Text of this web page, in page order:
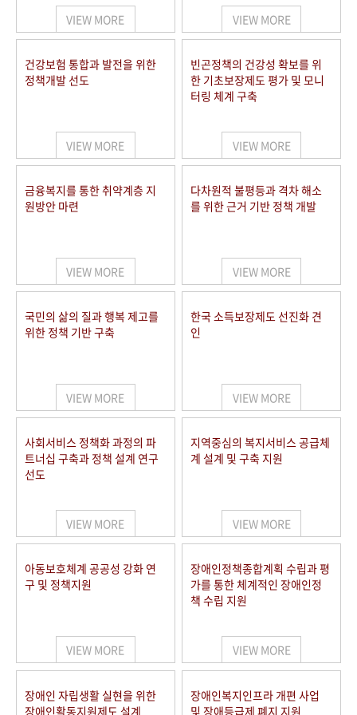
VIEW MORE VIEW MORE
건강보험 통합과 발전을 위한
정책개발 선도
VIEW MORE
빈곤정책의 건강성 확보를 위
한 기초보장제도 평가 및 모니
터링 체계 구축
VIEW MORE
금융복지를 통한 취약계층 지
원방안 마련
VIEW MORE
다차원적 불평등과 격차 해소
를 위한 근거 기반 정책 개발
VIEW MORE
국민의 삶의 질과 행복 제고를
위한 정책 기반 구축
VIEW MORE
한국 소득보장제도 선진화 견
인
VIEW MORE
사회서비스 정책화 과정의 파
트너십 구축과 정책 설계 연구
선도
VIEW MORE
지역중심의 복지서비스 공급체
계 설계 및 구축 지원
VIEW MORE
아동보호체계 공공성 강화 연
구 및 정책지원
VIEW MORE
장애인정책종합계획 수립과 평
가를 통한 체계적인 장애인정
책 수립 지원
VIEW MORE
장애인 자립생활 실현을 위한
장애인활동지원제도 설계
장애인복지인프라 개편 사업
및 장애등급제 폐지 지원